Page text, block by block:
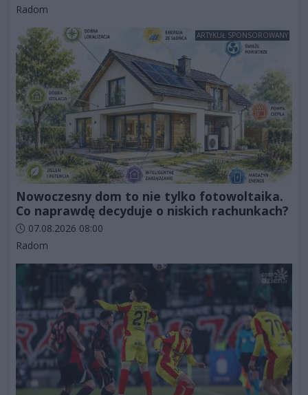
Kategorie artykułu:
Radom
ARTYKUŁ SPONSOROWANY
Nowoczesny dom to nie tylko fotowoltaika.
Co naprawdę decyduje o niskich rachunkach?
Data dodania artykułu:
07.08.2026 08:00
Kategorie artykułu:
Radom